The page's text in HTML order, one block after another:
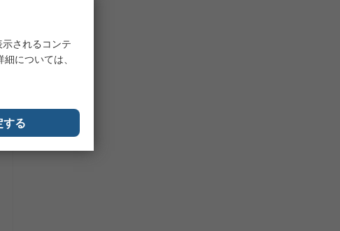
されるコンテ
については、
る